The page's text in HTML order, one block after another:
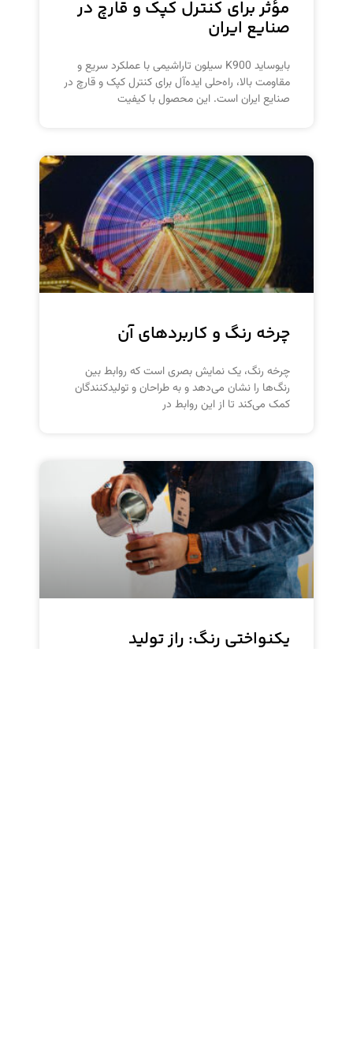
مؤثر برای کنترل کپک و قارچ در
صنایع ایران
بایوساید K900 سیلون تاراشیمی با عملکرد سریع و
مقاومت بالا، راه‌حلی ایده‌آل برای کنترل کپک و قارچ در
صنایع ایران است. این محصول با کیفیت
چرخه رنگ و کاربردهای آن
چرخه رنگ، یک نمایش بصری است که روابط بین
رنگ‌ها را نشان می‌دهد و به طراحان و تولیدکنندگان
کمک می‌کند تا از این روابط در
یکنواختی رنگ: راز تولید